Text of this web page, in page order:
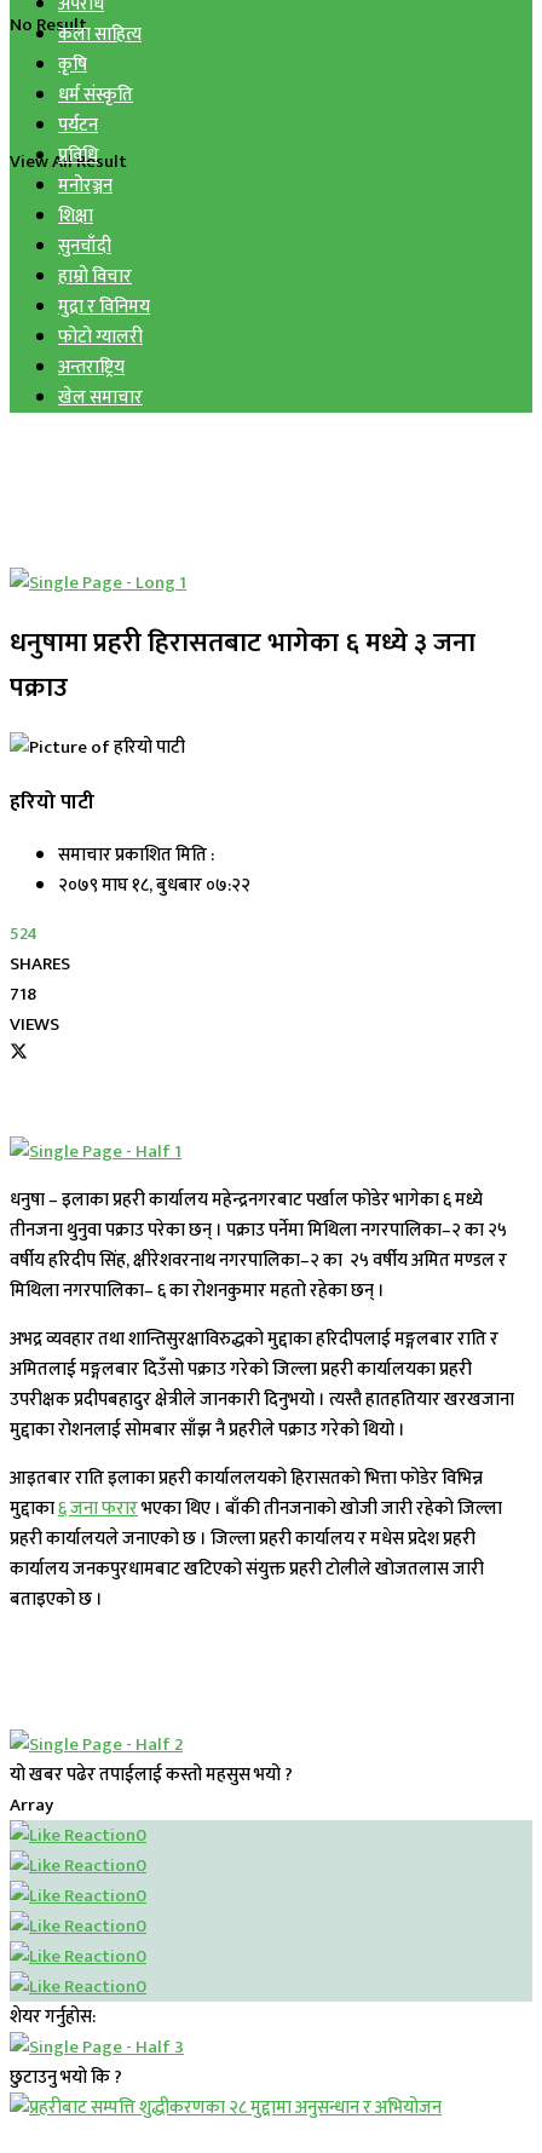
No Result
View All Result
कला साहित्य
कृषि
धर्म संस्कृति
पर्यटन
प्रविधि
मनोरञ्जन
शिक्षा
सुनचाँदी
हाम्रो विचार
मुद्रा र विनिमय
फोटो ग्यालरी
अन्तराष्ट्रिय
खेल समाचार
धनुषामा प्रहरी हिरासतबाट भागेका ६ मध्ये ३ जना
पक्राउ
हरियो पाटी
समाचार प्रकाशित मिति :
२०७९ माघ १८, बुधबार ०७:२२
524
SHARES
718
VIEWS
धनुषा – इलाका प्रहरी कार्यालय महेन्द्रनगरबाट पर्खाल फोडेर भागेका ६ मध्ये
तीनजना थुनुवा पक्राउ परेका छन् । पक्राउ पर्नेमा मिथिला नगरपालिका–२ का २५
वर्षीय हरिदीप सिंह, क्षीरेशवरनाथ नगरपालिका–२ का २५ वर्षीय अमित मण्डल र
मिथिला नगरपालिका– ६ का रोशनकुमार महतो रहेका छन् ।
अभद्र व्यवहार तथा शान्तिसुरक्षाविरुद्धको मुद्दाका हरिदीपलाई मङ्गलबार राति र
अमितलाई मङ्गलबार दिउँसो पक्राउ गरेको जिल्ला प्रहरी कार्यालयका प्रहरी
उपरीक्षक प्रदीपबहादुर क्षेत्रीले जानकारी दिनुभयो । त्यस्तै हातहतियार खरखजाना
मुद्दाका रोशनलाई सोमबार साँझ नै प्रहरीले पक्राउ गरेको थियो ।
आइतबार राति इलाका प्रहरी कार्याललयको हिरासतको भित्ता फोडेर विभिन्न
मुद्दाका६ जना फरारभएका थिए । बाँकी तीनजनाको खोजी जारी रहेको जिल्ला
प्रहरी कार्यालयले जनाएको छ । जिल्ला प्रहरी कार्यालय र मधेस प्रदेश प्रहरी
कार्यालय जनकपुरधामबाट खटिएको संयुक्त प्रहरी टोलीले खोजतलास जारी
बताइएको छ ।
यो खबर पढेर तपाईलाई कस्तो महसुस भयो ?
Array
0
0
0
0
0
0
शेयर गर्नुहोस:
छुटाउनु भयो कि ?